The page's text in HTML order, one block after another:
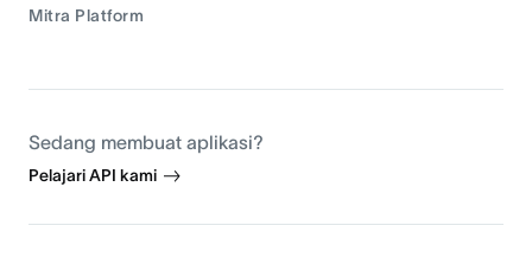
Mitra Platform
Sedang membuat aplikasi?
Pelajari API kami